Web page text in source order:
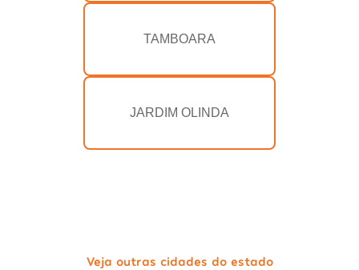
TAMBOARA
JARDIM OLINDA
Veja outras cidades do estado